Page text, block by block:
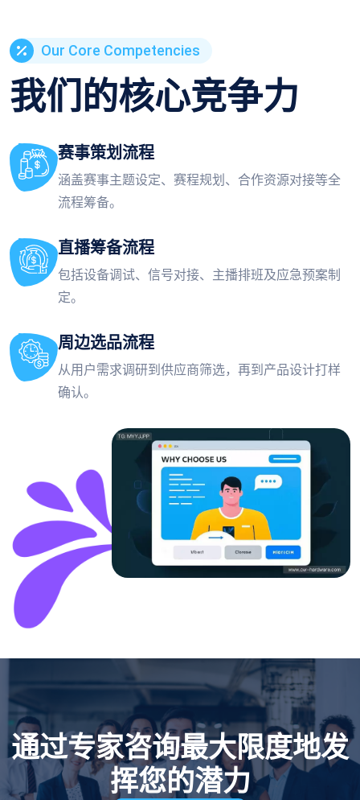
Our Core Competencies
我们的核心竞争力
赛事策划流程
涵盖赛事主题设定、赛程规划、合作资源对接等全
流程筹备。
直播筹备流程
包括设备调试、信号对接、主播排班及应急预案制
定。
周边选品流程
从用户需求调研到供应商筛选，再到产品设计打样
确认。
通过专家咨询最大限度地发
挥您的潜力